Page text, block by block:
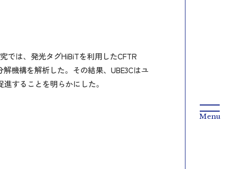
では、発光タグHiBiTを利用したCFTR
機構を解析した。その結果、UBE3Cはユ
することを明らかにした。